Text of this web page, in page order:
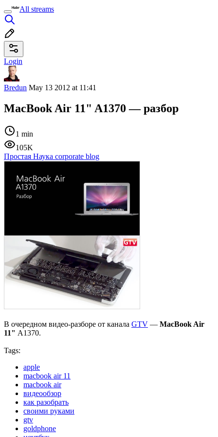
All streams
Login
Bredun May 13 2012 at 11:41
MacBook Air 11" A1370 — разбор
1 min
105K
Простая Наука corporate blog
В очередном видео-разборе от канала GTV — MacBook Air
11" А1370.
Tags:
apple
macbook air 11
macbook air
видеообзор
как разобрать
своими руками
gtv
goldphone